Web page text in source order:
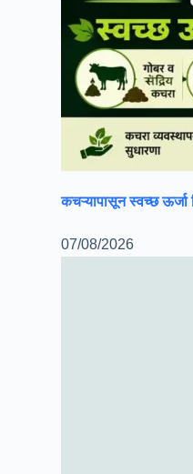
कचऱ्यापासून स्वच्छ ऊर्जा
07/08/2026